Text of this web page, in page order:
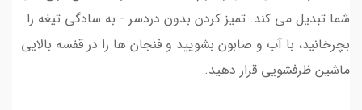
شما تبدیل می کند. تمیز کردن بدون دردسر - به سادگی تیغه را
بچرخانید، با آب و صابون بشویید و فنجان ها را در قفسه بالایی
ماشین ظرفشویی قرار دهید.